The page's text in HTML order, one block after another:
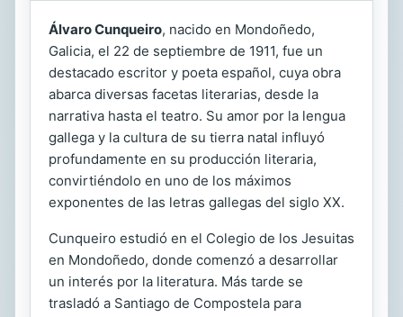
Álvaro Cunqueiro, nacido en Mondoñedo,
Galicia, el 22 de septiembre de 1911, fue un
destacado escritor y poeta español, cuya obra
abarca diversas facetas literarias, desde la
narrativa hasta el teatro. Su amor por la lengua
gallega y la cultura de su tierra natal influyó
profundamente en su producción literaria,
convirtiéndolo en uno de los máximos
exponentes de las letras gallegas del siglo XX.
Cunqueiro estudió en el Colegio de los Jesuitas
en Mondoñedo, donde comenzó a desarrollar
un interés por la literatura. Más tarde se
trasladó a Santiago de Compostela para